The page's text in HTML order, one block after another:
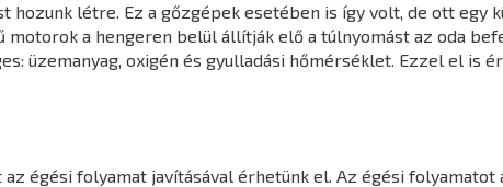
hozunk létre. Ez a gőzgépek esetében is így volt, de ott egy
motorok a hengeren belül állítják elő a túlnyomást az oda
üzemanyag, oxigén és gyulladási hőmérséklet. Ezzel el is
égési folyamat javításával érhetünk el. Az égési